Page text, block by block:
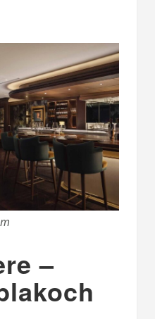
–